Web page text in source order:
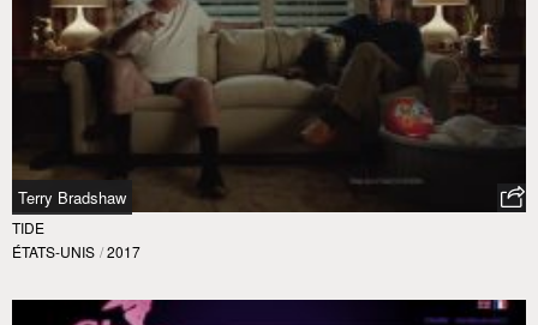
Terry Bradshaw
TIDE
ÉTATS-UNIS / 2017